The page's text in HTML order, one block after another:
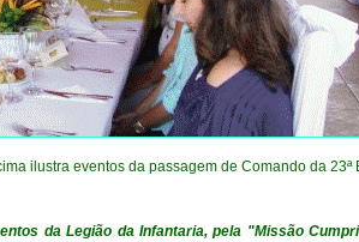
ilustra eventos da passagem de Comando da 23ª
da Legião da Infantaria, pela "Missão